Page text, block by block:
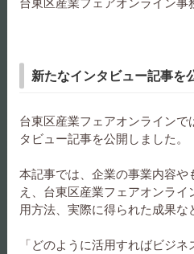
取扱事
新たなインタビュー記事を
台東区産業フェアオンライン
タビュー記事を公開しました。
本記事では、企業の事業内容や
え、台東区産業フェアオンラ
用方法、実際に得られた成果な
「どのように活用すればビジ